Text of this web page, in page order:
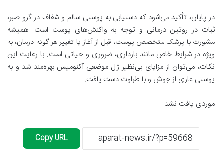
در پایان، تأکید می‌شود که دستیابی به پوستی سالم و شفاف در گرو صبر،
ثبات در روتین درمانی و توجه به واکنش‌های پوست است. همیشه
مشورت با پزشک متخصص پوست، قبل از آغاز یا تغییر هر گونه درمان، به
ویژه در شرایط خاص مانند بارداری، ضروری و حیاتی است. با رعایت این
نکات، می‌توان از مزایای بی‌نظیر ژل موضعی آکنومیس بهره‌مند شد و به
پوستی عاری از جوش و با طراوت دست یافت.
موردی یافت نشد
Copy URL